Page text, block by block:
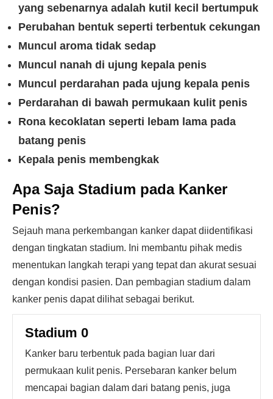
yang sebenarnya adalah kutil kecil bertumpuk
Perubahan bentuk seperti terbentuk cekungan
Muncul aroma tidak sedap
Muncul nanah di ujung kepala penis
Muncul perdarahan pada ujung kepala penis
Perdarahan di bawah permukaan kulit penis
Rona kecoklatan seperti lebam lama pada
batang penis
Kepala penis membengkak
Apa Saja Stadium pada Kanker
Penis?
Sejauh mana perkembangan kanker dapat diidentifikasi
dengan tingkatan stadium. Ini membantu pihak medis
menentukan langkah terapi yang tepat dan akurat sesuai
dengan kondisi pasien. Dan pembagian stadium dalam
kanker penis dapat dilihat sebagai berikut.
Stadium 0
Kanker baru terbentuk pada bagian luar dari
permukaan kulit penis. Persebaran kanker belum
mencapai bagian dalam dari batang penis, juga